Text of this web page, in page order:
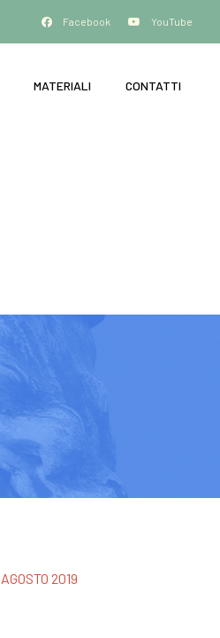
Facebook YouTube
MATERIALI CONTATTI
2019